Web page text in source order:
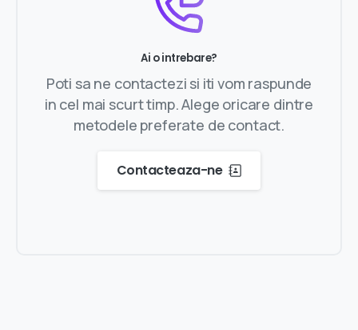
Ai o intrebare?
Poti sa ne contactezi si iti vom raspunde
in cel mai scurt timp. Alege oricare dintre
metodele preferate de contact.
Contacteaza-ne